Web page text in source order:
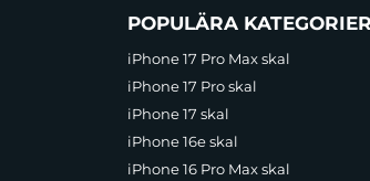
och länkarPOPULÄRA KATEGORIER
iPhone 17 Pro Max skal
iPhone 17 Pro skal
iPhone 17 skal
iPhone 16e skal
iPhone 16 Pro Max skal